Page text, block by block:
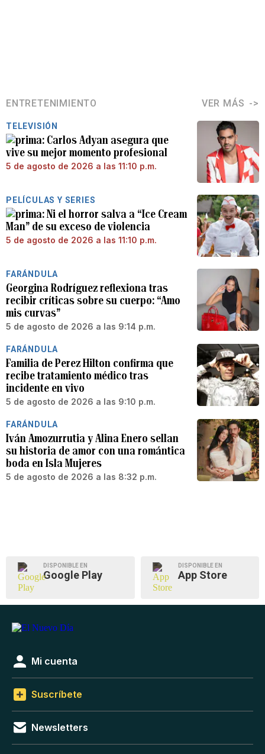
ENTRETENIMIENTO VER MÁS
TELEVISIÓN
Carlos Adyan asegura que
vive su mejor momento profesional
5 de agosto de 2026 a las 11:10 p.m.
PELÍCULAS Y SERIES
Ni el horror salva a “Ice Cream
Man” de su exceso de violencia
5 de agosto de 2026 a las 11:10 p.m.
FARÁNDULA
Georgina Rodríguez reflexiona tras
recibir críticas sobre su cuerpo: “Amo
mis curvas”
5 de agosto de 2026 a las 9:14 p.m.
FARÁNDULA
Familia de Perez Hilton confirma que
recibe tratamiento médico tras
incidente en vivo
5 de agosto de 2026 a las 9:10 p.m.
FARÁNDULA
Iván Amozurrutia y Alina Enero sellan
su historia de amor con una romántica
boda en Isla Mujeres
5 de agosto de 2026 a las 8:32 p.m.
DISPONIBLE EN
Google Play
DISPONIBLE EN
App Store
Mi cuenta
Suscríbete
Newsletters